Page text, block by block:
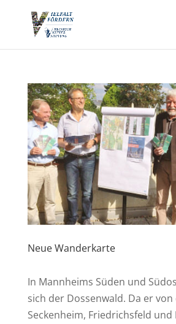
Neue Wanderkarte
In Mannheims Süden und
sich der Dossenwald. Da er
Seckenheim, Friedrichsfeld und